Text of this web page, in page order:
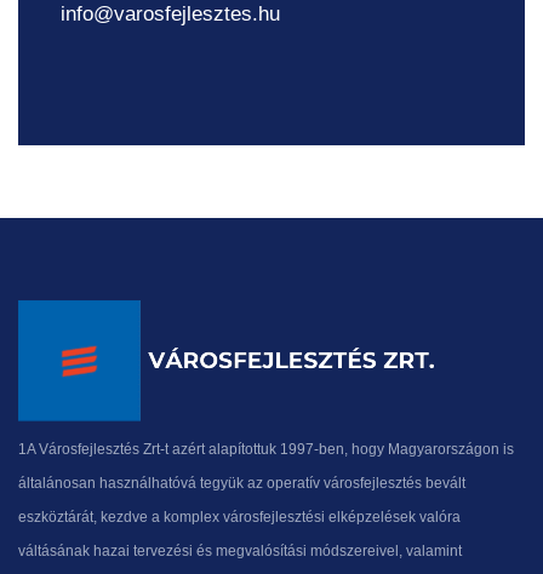
info@varosfejlesztes.hu
1A Városfejlesztés Zrt-t azért alapítottuk 1997-ben, hogy Magyarországon is
általánosan használhatóvá tegyük az operatív városfejlesztés bevált
eszköztárát, kezdve a komplex városfejlesztési elképzelések valóra
váltásának hazai tervezési és megvalósítási módszereivel, valamint